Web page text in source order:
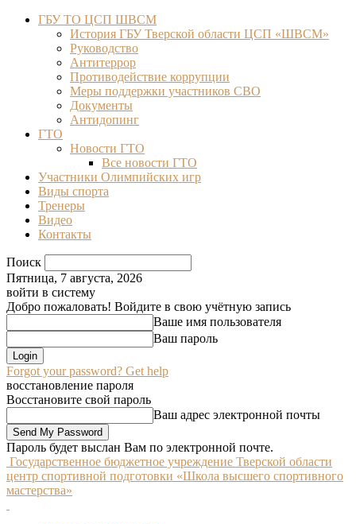
ГБУ ТО ЦСП ШВСМ
История ГБУ Тверской области ЦСП «ШВСМ»
Руководство
Антитеррор
Противодействие коррупции
Меры поддержки участников СВО
Документы
Антидопинг
ГТО
Новости ГТО
Все новости ГТО
Участники Олимпийских игр
Виды спорта
Тренеры
Видео
Контакты
Поиск
Пятница, 7 августа, 2026
войти в систему
Добро пожаловать! Войдите в свою учётную запись
Ваше имя пользователя
Ваш пароль
Forgot your password? Get help
восстановление пароля
Восстановите свой пароль
Ваш адрес электронной почты
Пароль будет выслан Вам по электронной почте.
Государственное бюджетное учреждение Тверской области
центр спортивной подготовки «Школа высшего спортивного
мастерства»